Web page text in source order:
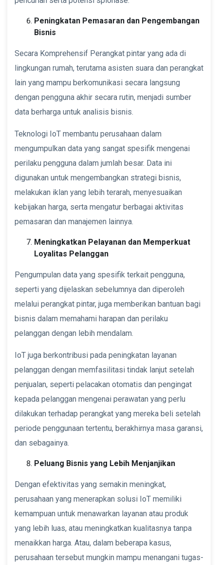
Peningkatan Pemasaran dan Pengembangan
Bisnis
Secara Komprehensif Perangkat pintar yang ada di
lingkungan rumah, terutama asisten suara dan perangkat
lain yang mampu berkomunikasi secara langsung
dengan pengguna akhir secara rutin, menjadi sumber
data berharga untuk analisis bisnis.
Teknologi IoT membantu perusahaan dalam
mengumpulkan data yang sangat spesifik mengenai
perilaku pengguna dalam jumlah besar. Data ini
digunakan untuk mengembangkan strategi bisnis,
melakukan iklan yang lebih terarah, menyesuaikan
kebijakan harga, serta mengatur berbagai aktivitas
pemasaran dan manajemen lainnya.
Meningkatkan Pelayanan dan Memperkuat
Loyalitas Pelanggan
Pengumpulan data yang spesifik terkait pengguna,
seperti yang dijelaskan sebelumnya dan diperoleh
melalui perangkat pintar, juga memberikan bantuan bagi
bisnis dalam memahami harapan dan perilaku
pelanggan dengan lebih mendalam.
IoT juga berkontribusi pada peningkatan layanan
pelanggan dengan memfasilitasi tindak lanjut setelah
penjualan, seperti pelacakan otomatis dan pengingat
kepada pelanggan mengenai perawatan yang perlu
dilakukan terhadap perangkat yang mereka beli setelah
periode penggunaan tertentu, berakhirnya masa garansi,
dan sebagainya.
Peluang Bisnis yang Lebih Menjanjikan
Dengan efektivitas yang semakin meningkat,
perusahaan yang menerapkan solusi IoT memiliki
kemampuan untuk menawarkan layanan atau produk
yang lebih luas, atau meningkatkan kualitasnya tanpa
menaikkan harga. Atau, dalam beberapa kasus,
perusahaan tersebut mungkin mampu menangani tugas-